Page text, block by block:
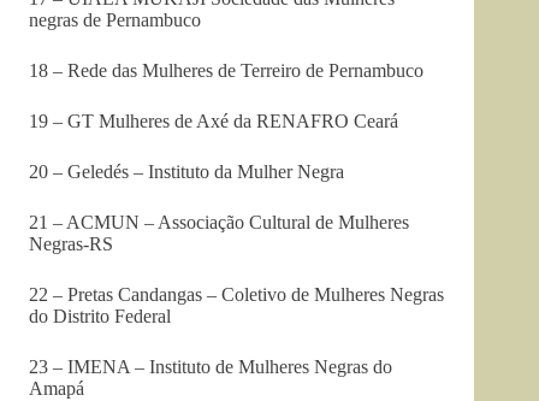
negras de Pernambuco
18 – Rede das Mulheres de Terreiro de Pernambuco
19 – GT Mulheres de Axé da RENAFRO Ceará
20 – Geledés – Instituto da Mulher Negra
21 – ACMUN – Associação Cultural de Mulheres
Negras-RS
22 – Pretas Candangas – Coletivo de Mulheres Negras
do Distrito Federal
23 – IMENA – Instituto de Mulheres Negras do
Amapá